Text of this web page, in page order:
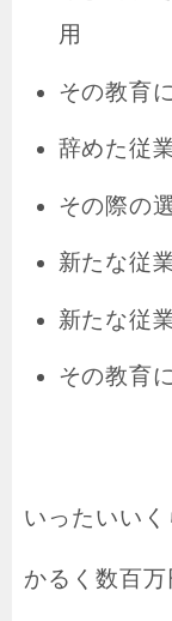
用
その教育
辞めた従
その際の
新たな従
新たな従
その教育
いったいい
かるく数百万